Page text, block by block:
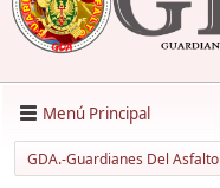
Menú Principal
GDA.-Guardianes Del Asfalto